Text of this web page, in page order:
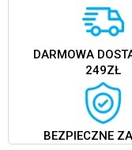
DARMOWA
249ZŁ
BEZPIECZNE